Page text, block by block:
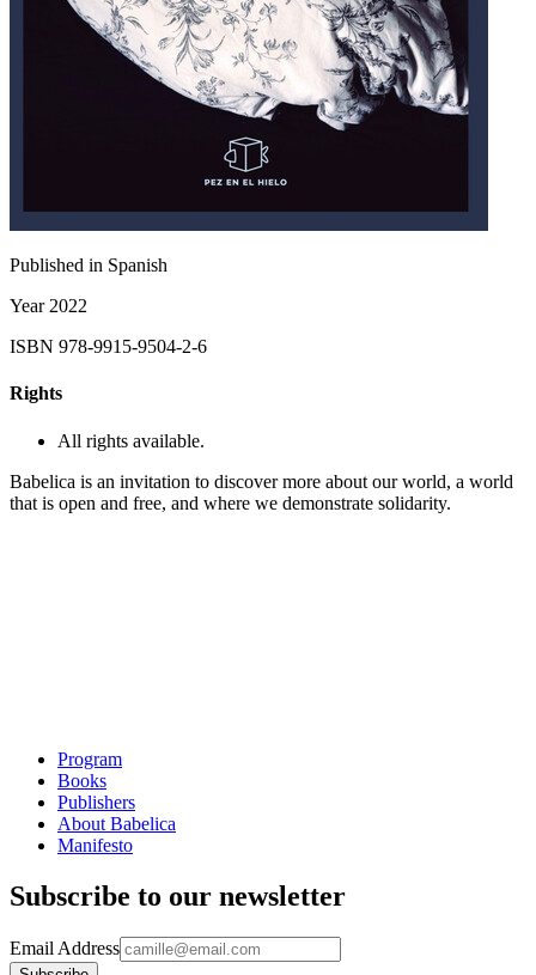
Published in Spanish
Year2022
ISBN 978-9915-9504-2-6
Rights
All rights available.
Babelica is an invitation to discover more about our world, a world
that is open and free, and where we demonstrate solidarity.
Program
Books
Publishers
About Babelica
Manifesto
Subscribe to our newsletter
Email Address